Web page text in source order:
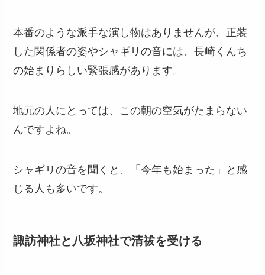
本番のような派手な演し物はありませんが、正装
した関係者の姿やシャギリの音には、長崎くんち
の始まりらしい緊張感があります。
地元の人にとっては、この朝の空気がたまらない
んですよね。
シャギリの音を聞くと、「今年も始まった」と感
じる人も多いです。
諏訪神社と八坂神社で清祓を受ける